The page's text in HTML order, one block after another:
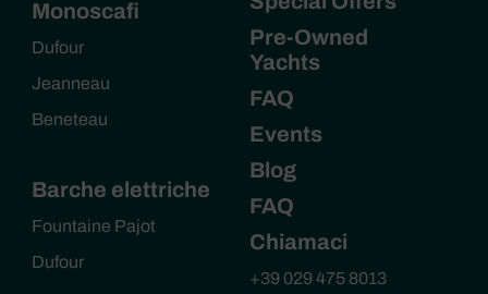
Monoscafi
Dufour
Jeanneau
Beneteau
Barche elettriche
Fountaine Pajot
Dufour
Pre-Owned
Yachts
FAQ
Events
Blog
FAQ
Chiamaci
+39 029 475 8013